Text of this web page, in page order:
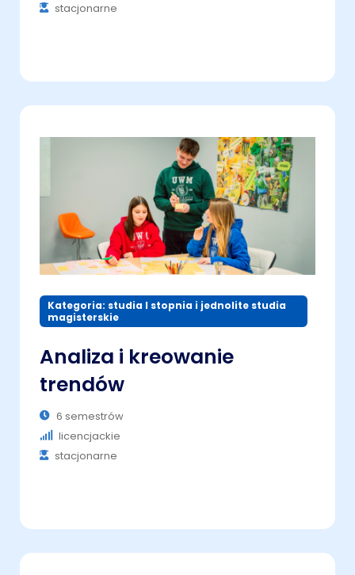
stacjonarne
Kategoria: studia I stopnia i jednolite studia
magisterskie
Analiza i kreowanie
trendów
6 semestrów
licencjackie
stacjonarne